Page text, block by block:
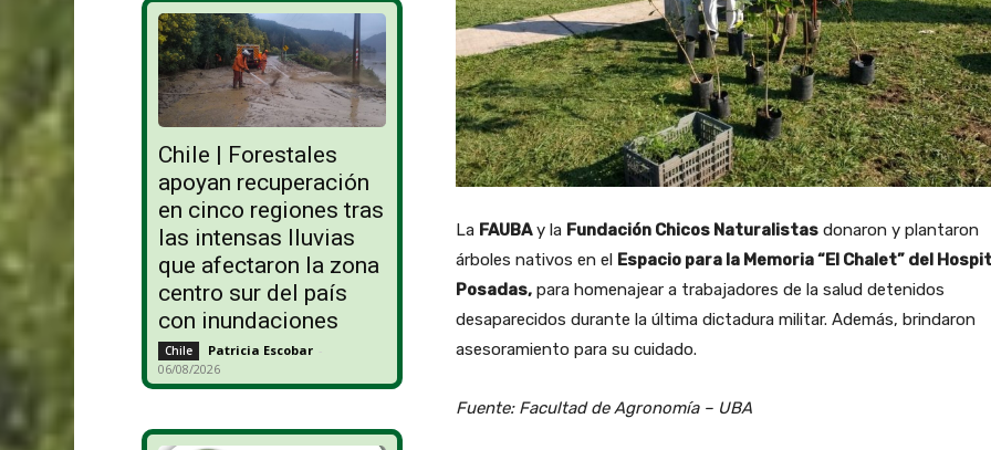
Chile | Forestales
apoyan recuperación
en cinco regiones tras
las intensas lluvias
que afectaron la zona
centro sur del país
con inundaciones
Chile Patricia Escobar -
06/08/2026
La FAUBAy la Fundación Chicos Naturalistasdonaron y plantaron
árboles nativos en el Espacio para la Memoria “El Chalet” del
Posadas,para homenajear a trabajadores de la salud detenidos
desaparecidos durante la última dictadura militar. Además, brindaron
asesoramiento para su cuidado.
Fuente: Facultad de Agronomía – UBA